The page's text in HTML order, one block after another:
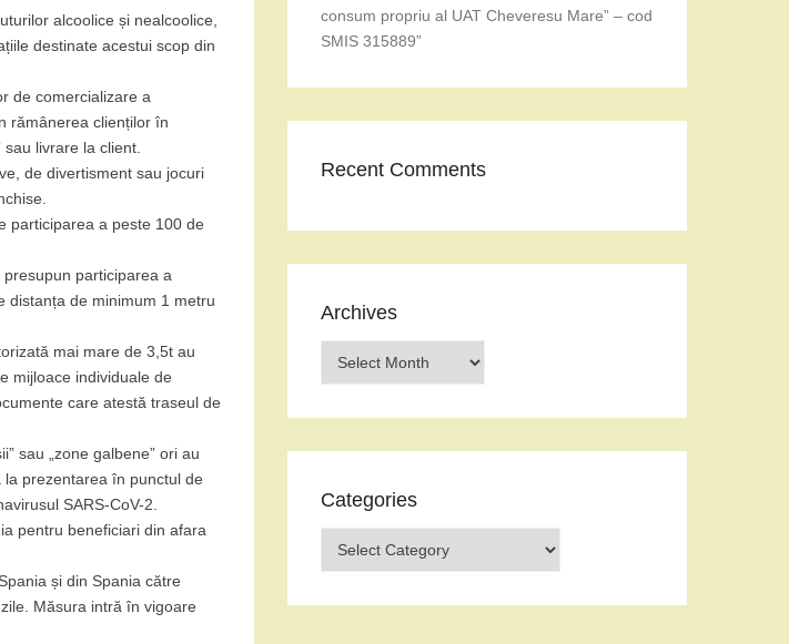
alcoolice și nealcoolice,
destinate acestui scop din
de comercializare a
rămânerea clienților în
livrare la client.
de divertisment sau jocuri
participarea a peste 100 de
participarea a
distanța de minimum 1 metru
mai mare de 3,5t au
mijloace individuale de
care atestă traseul de
sau „zone galbene” ori au
prezentarea în punctul de
SARS-CoV-2.
pentru beneficiari din afara
și din Spania către
Măsura intră în vigoare
consum propriu al UAT Cheveresu Mare” – cod
SMIS 315889”
Recent Comments
Archives
Categories